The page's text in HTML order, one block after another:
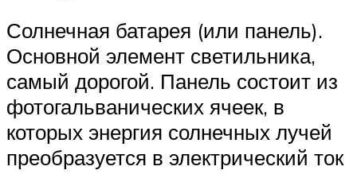
Солнечная батарея (или панель).
Основной элемент светильника,
самый дорогой. Панель состоит из
фотогальванических ячеек, в
которых энергия солнечных лучей
преобразуется в электрический ток